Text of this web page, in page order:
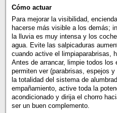
Cómo actuar
Para mejorar la visibilidad,
hacerse más visible a los demás;
la lluvia es muy intensa y los
agua. Evite las salpicaduras
cuando active el limpiaparabrisas,
Antes de arrancar, limpie todos los
permiten ver (parabrisas, espejos
la totalidad del sistema de
empañamiento, active toda la
acondicionado y dirija el chorro
ser un buen complemento.